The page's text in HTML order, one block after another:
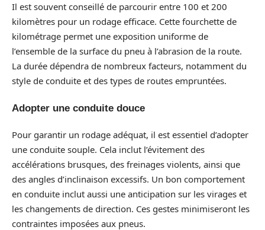
Il est souvent conseillé de parcourir entre 100 et 200
kilomètres pour un rodage efficace. Cette fourchette de
kilométrage permet une exposition uniforme de
l’ensemble de la surface du pneu à l’abrasion de la route.
La durée dépendra de nombreux facteurs, notamment du
style de conduite et des types de routes empruntées.
Adopter une conduite douce
Pour garantir un rodage adéquat, il est essentiel d’adopter
une conduite souple. Cela inclut l’évitement des
accélérations brusques, des freinages violents, ainsi que
des angles d’inclinaison excessifs. Un bon comportement
en conduite inclut aussi une anticipation sur les virages et
les changements de direction. Ces gestes minimiseront les
contraintes imposées aux pneus.